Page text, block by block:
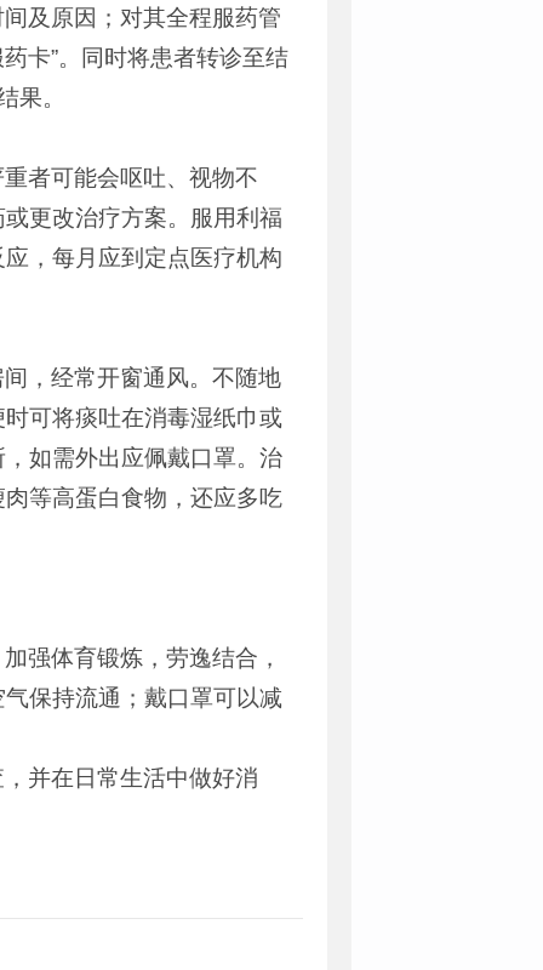
及原因；对其全程服药管
卡”。同时将患者转诊至结
果。
者可能会呕吐、视物不
更改治疗方案。服用利福
，每月应到定点医疗机构
，经常开窗通风。不随地
可将痰吐在消毒湿纸巾或
如需外出应佩戴口罩。治
等高蛋白食物，还应多吃
强体育锻炼，劳逸结合，
保持流通；戴口罩可以减
并在日常生活中做好消